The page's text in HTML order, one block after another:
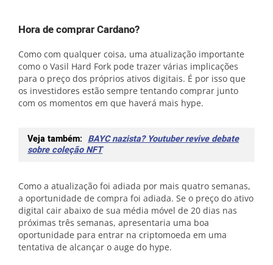
Hora de comprar Cardano?
Como com qualquer coisa, uma atualização importante
como o Vasil Hard Fork pode trazer várias implicações
para o preço dos próprios ativos digitais. É por isso que
os investidores estão sempre tentando comprar junto
com os momentos em que haverá mais hype.
Veja também: BAYC nazista? Youtuber revive debate
sobre coleção NFT
Como a atualização foi adiada por mais quatro semanas,
a oportunidade de compra foi adiada. Se o preço do ativo
digital cair abaixo de sua média móvel de 20 dias nas
próximas três semanas, apresentaria uma boa
oportunidade para entrar na criptomoeda em uma
tentativa de alcançar o auge do hype.